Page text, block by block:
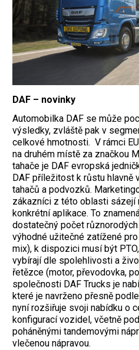
DAF – novinky
Automobilka DAF se může
výsledky, zvláště pak v
celkové hmotnosti. V rámci
na druhém místě za značkou
tahače je DAF evropská
DAF příležitost k růstu hlavně
tahačů a podvozků.
zákazníci z této oblasti sázejí
konkrétní aplikace. To
dostatečný počet
výhodné užitečné zatížené
mix), k dispozici musí být
vybírají dle spolehlivosti a
řetězce (motor, převodovka,
společnosti DAF Trucks je
které je navrženo přesně
nyní rozšiřuje svoji nabídku o
konfigurací vozidel, včetně
poháněnými tandemovými
vlečenou nápravou.